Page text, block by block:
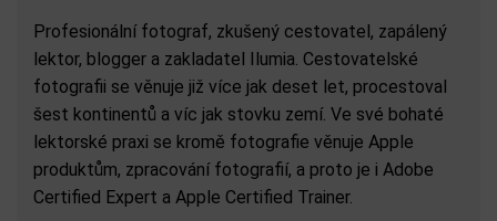
Profesionální fotograf, zkušený cestovatel, zapálený
lektor, blogger a zakladatel Ilumia. Cestovatelské
fotografii se věnuje již více jak deset let, procestoval
šest kontinentů a víc jak stovku zemí. Ve své bohaté
lektorské praxi se kromě fotografie věnuje Apple
produktům, zpracování fotografií, a proto je i Adobe
Certified Expert a Apple Certified Trainer.